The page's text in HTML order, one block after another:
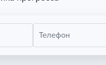
Телефон